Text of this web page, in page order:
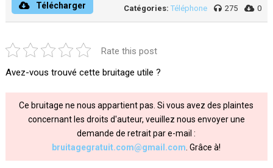
Télécharger Catégories: Téléphone 275 0
Rate this post
Avez-vous trouvé cette bruitage utile ?
Ce bruitage ne nous appartient pas. Si vous avez des plaintes
concernant les droits d'auteur, veuillez nous envoyer une
demande de retrait par e-mail :
bruitagegratuit.com@gmail.com . Grâce à!